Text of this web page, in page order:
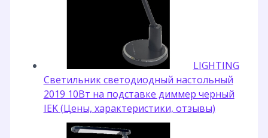
LIGHTING
Светильник светодиодный настольный
2019 10Вт на подставке диммер черный
IEK (Цены, характеристики, отзывы)